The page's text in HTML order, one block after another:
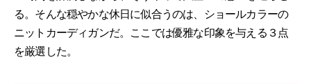
る。そんな穏やかな休日に似合うのは、ショールカラーの
ニットカーディガンだ。ここでは優雅な印象を与える３点
を厳選した。